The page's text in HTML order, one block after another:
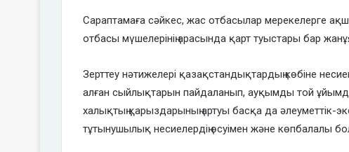
Сараптамаға сәйкес, жас отбасылар мерекелерге
отбасы мүшелерінің арасында қарт туыстары бар
Зерттеу нәтижелері қазақстандықтардың көбіне
алған сыйлықтарын пайдаланып, ауқымды той
халықтың қарыздарының артуы басқа да әлеуметтік-
тұтынушылық несиелердің өсуімен және көпбалалы